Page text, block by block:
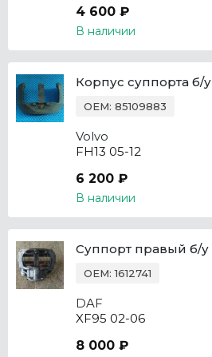
4 600 ₽
В наличии
Корпус суппорта б/у
OEM: 85109883
Volvo
FH13 05-12
6 200 ₽
В наличии
Суппорт правый б/у
OEM: 1612741
DAF
XF95 02-06
8 000 ₽